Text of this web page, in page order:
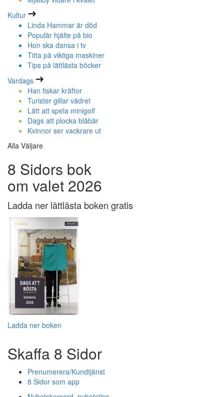
Kultur
Linda Hammar är död
Populär hjälte på bio
Hon ska dansa i tv
Titta på viktiga maskiner
Tips på lättlästa böcker
Vardags
Han fiskar kräftor
Turister gillar vädret
Lätt att spela minigolf
Dags att plocka blåbär
Kvinnor ser vackrare ut
Alla Väljare
8 Sidors bok
om valet 2026
Ladda ner lättlästa boken gratis
Ladda ner boken
Skaffa 8 Sidor
Prenumerera/Kundtjänst
8 Sidor som app